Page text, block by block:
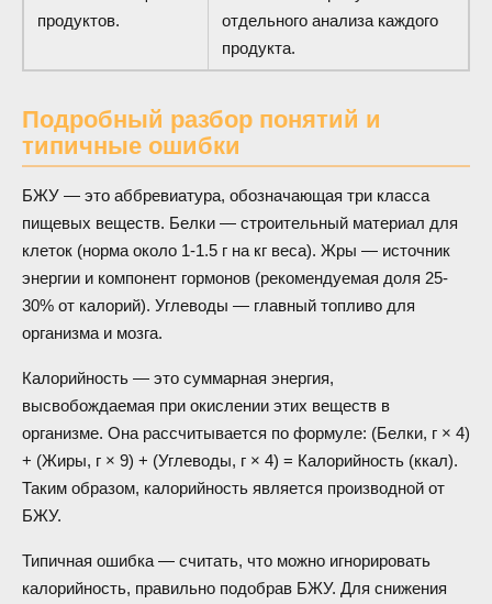
продуктов.
отдельного анализа каждого
продукта.
Подробный разбор понятий и
типичные ошибки
БЖУ — это аббревиатура, обозначающая три класса
пищевых веществ. Белки — строительный материал для
клеток (норма около 1-1.5 г на кг веса). Жры — источник
энергии и компонент гормонов (рекомендуемая доля 25-
30% от калорий). Углеводы — главный топливо для
организма и мозга.
Калорийность — это суммарная энергия,
высвобождаемая при окислении этих веществ в
организме. Она рассчитывается по формуле: (Белки, г × 4)
+ (Жиры, г × 9) + (Углеводы, г × 4) = Калорийность (ккал).
Таким образом, калорийность является производной от
БЖУ.
Типичная ошибка — считать, что можно игнорировать
калорийность, правильно подобрав БЖУ. Для снижения